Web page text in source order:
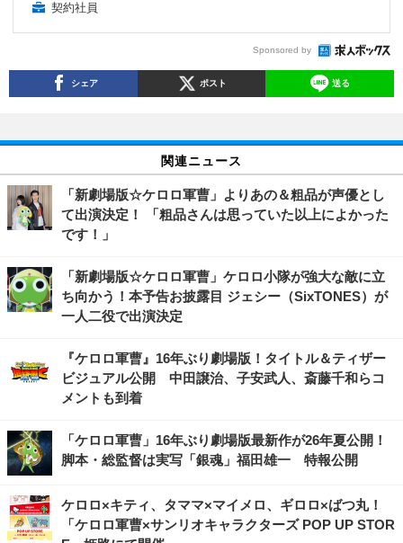
契約社員
Sponsored by
シェア ポスト 送る
関連ニュース
「新劇場版☆ケロロ軍曹」よりあの＆粗品が声優とし
て出演決定！ 「粗品さんは思っていた以上によかった
です！」
「新劇場版☆ケロロ軍曹」ケロロ小隊が強大な敵に立
ち向かう！本予告お披露目 ジェシー（SixTONES）が
一人二役で出演決定
『ケロロ軍曹』16年ぶり劇場版！タイトル＆ティザー
ビジュアル公開 中田譲治、子安武人、斎藤千和らコ
メントも到着
「ケロロ軍曹」16年ぶり劇場版最新作が26年夏公開！
脚本・総監督は実写「銀魂」福田雄一 特報公開
ケロロ×キティ、タママ×マイメロ、ギロロ×ばつ丸！
「ケロロ軍曹×サンリオキャラクターズ POP UP STOR